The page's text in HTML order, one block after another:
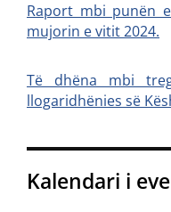
Raport mbi punën
mujorin e vitit 2024.
Të dhëna mbi
llogaridhënies së
Kalendari i